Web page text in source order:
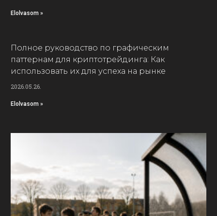
Elolvasom »
Полное руководство по графическим
паттернам для криптотрейдинга: Как
использовать их для успеха на рынке
2026.05.26.
Elolvasom »